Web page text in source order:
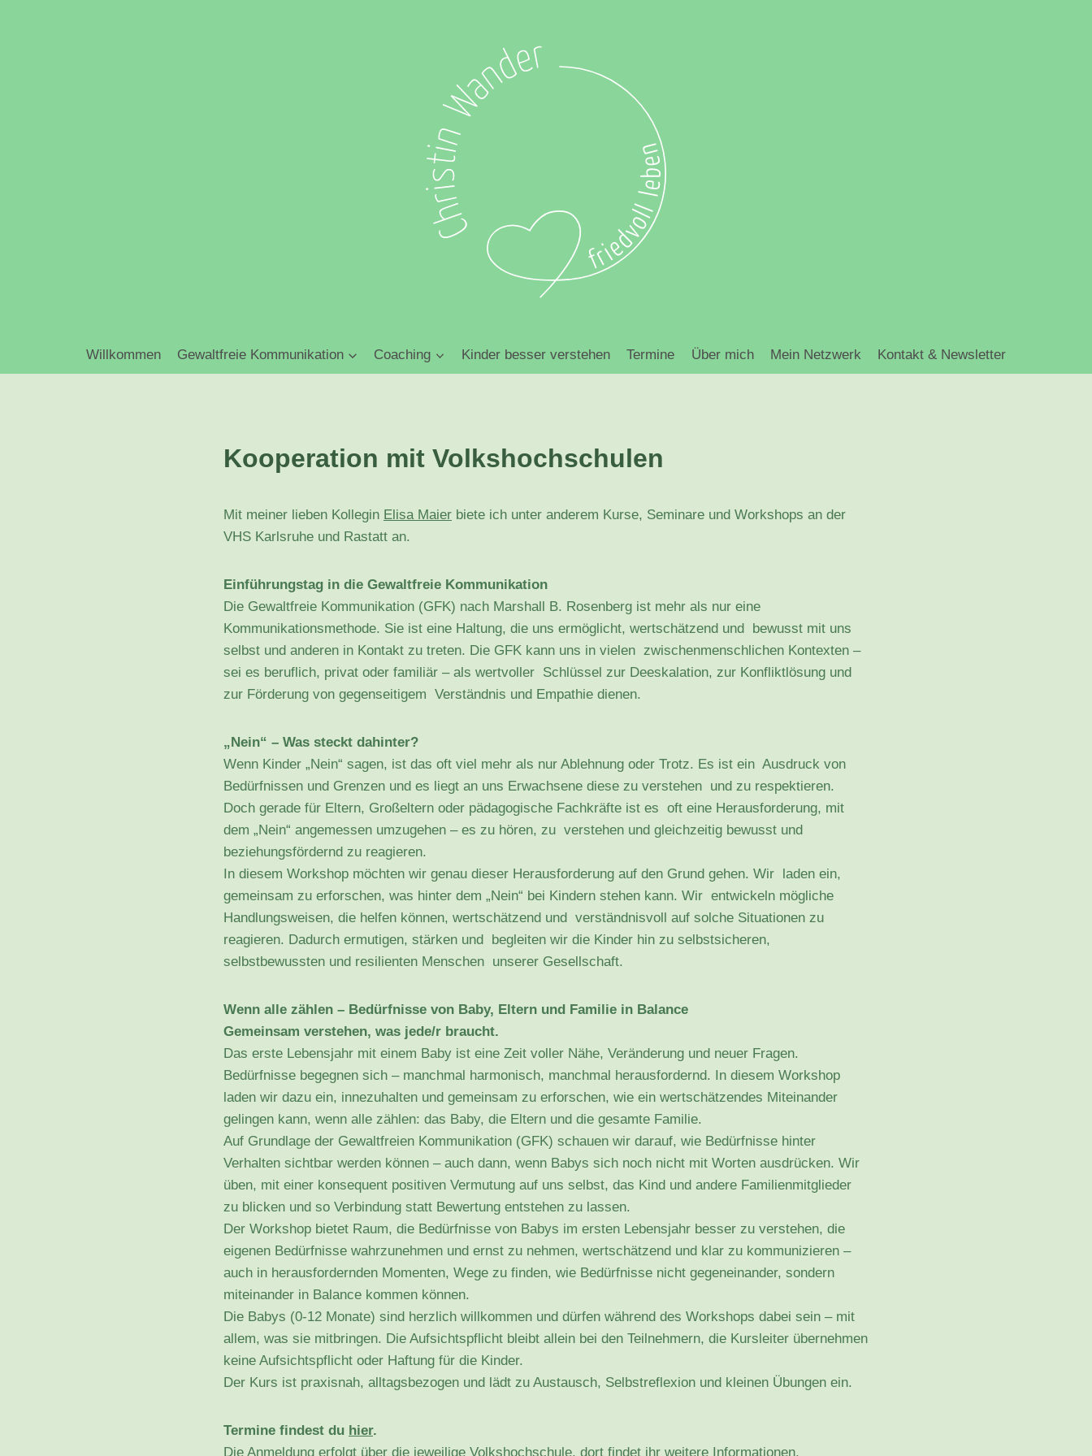
Willkommen Gewaltfreie Kommunikation Coaching Kinder besser verstehen Termine Über mich Mein Netzwerk Kontakt & Newsletter
Kooperation mit Volkshochschulen
Mit meiner lieben Kollegin Elisa Maier biete ich unter anderem Kurse, Seminare und Workshops an der
VHS Karlsruhe und Rastatt an.
Einführungstag in die Gewaltfreie Kommunikation
Die Gewaltfreie Kommunikation (GFK) nach Marshall B. Rosenberg ist mehr als nur eine
Kommunikationsmethode. Sie ist eine Haltung, die uns ermöglicht, wertschätzend und bewusst mit uns
selbst und anderen in Kontakt zu treten. Die GFK kann uns in vielen zwischenmenschlichen Kontexten –
sei es beruflich, privat oder familiär – als wertvoller Schlüssel zur Deeskalation, zur Konfliktlösung und
zur Förderung von gegenseitigem Verständnis und Empathie dienen.
„Nein“ – Was steckt dahinter?
Wenn Kinder „Nein“ sagen, ist das oft viel mehr als nur Ablehnung oder Trotz. Es ist ein Ausdruck von
Bedürfnissen und Grenzen und es liegt an uns Erwachsene diese zu verstehen und zu respektieren.
Doch gerade für Eltern, Großeltern oder pädagogische Fachkräfte ist es oft eine Herausforderung, mit
dem „Nein“ angemessen umzugehen – es zu hören, zu verstehen und gleichzeitig bewusst und
beziehungsfördernd zu reagieren.
In diesem Workshop möchten wir genau dieser Herausforderung auf den Grund gehen. Wir laden ein,
gemeinsam zu erforschen, was hinter dem „Nein“ bei Kindern stehen kann. Wir entwickeln mögliche
Handlungsweisen, die helfen können, wertschätzend und verständnisvoll auf solche Situationen zu
reagieren. Dadurch ermutigen, stärken und begleiten wir die Kinder hin zu selbstsicheren,
selbstbewussten und resilienten Menschen unserer Gesellschaft.
Wenn alle zählen – Bedürfnisse von Baby, Eltern und Familie in Balance
Gemeinsam verstehen, was jede/r braucht.
Das erste Lebensjahr mit einem Baby ist eine Zeit voller Nähe, Veränderung und neuer Fragen.
Bedürfnisse begegnen sich – manchmal harmonisch, manchmal herausfordernd. In diesem Workshop
laden wir dazu ein, innezuhalten und gemeinsam zu erforschen, wie ein wertschätzendes Miteinander
gelingen kann, wenn alle zählen: das Baby, die Eltern und die gesamte Familie.
Auf Grundlage der Gewaltfreien Kommunikation (GFK) schauen wir darauf, wie Bedürfnisse hinter
Verhalten sichtbar werden können – auch dann, wenn Babys sich noch nicht mit Worten ausdrücken. Wir
üben, mit einer konsequent positiven Vermutung auf uns selbst, das Kind und andere Familienmitglieder
zu blicken und so Verbindung statt Bewertung entstehen zu lassen.
Der Workshop bietet Raum, die Bedürfnisse von Babys im ersten Lebensjahr besser zu verstehen, die
eigenen Bedürfnisse wahrzunehmen und ernst zu nehmen, wertschätzend und klar zu kommunizieren –
auch in herausfordernden Momenten, Wege zu finden, wie Bedürfnisse nicht gegeneinander, sondern
miteinander in Balance kommen können.
Die Babys (0-12 Monate) sind herzlich willkommen und dürfen während des Workshops dabei sein – mit
allem, was sie mitbringen. Die Aufsichtspflicht bleibt allein bei den Teilnehmern, die Kursleiter übernehmen
keine Aufsichtspflicht oder Haftung für die Kinder.
Der Kurs ist praxisnah, alltagsbezogen und lädt zu Austausch, Selbstreflexion und kleinen Übungen ein.
Termine findest du hier.
Die Anmeldung erfolgt über die jeweilige Volkshochschule, dort findet ihr weitere Informationen.